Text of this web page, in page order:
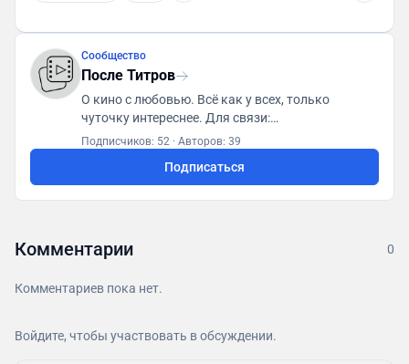
Сообщество
После Титров
О кино с любовью. Всё как у всех, только
чуточку интереснее. Для связи:
posletitrov@yandex.ru
Подписчиков: 52 · Авторов: 39
Подписаться
Комментарии 0
Комментариев пока нет.
Войдите, чтобы участвовать в обсуждении.